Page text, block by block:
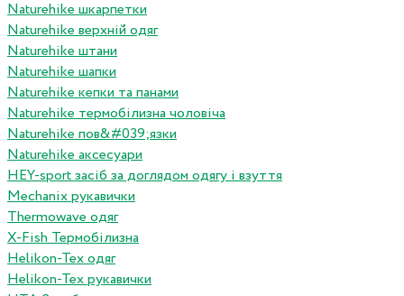
Naturehike шкарпетки
Naturehike верхній одяг
Naturehike штани
Naturehike шапки
Naturehike кепки та панами
Naturehike термобілизна чоловіча
Naturehike пов&#039;язки
Naturehike аксесуари
HEY-sport засіб за доглядом одягу і взуття
Mechanix рукавички
Thermowave одяг
X-Fish Термобілизна
Helikon-Tex одяг
Helikon-Tex рукавички